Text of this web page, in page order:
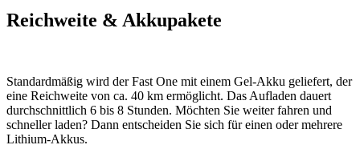
Reichweite & Akkupakete
Standardmäßig wird der Fast One mit einem Gel-Akku geliefert, der
eine Reichweite von ca. 40 km ermöglicht. Das Aufladen dauert
durchschnittlich 6 bis 8 Stunden. Möchten Sie weiter fahren und
schneller laden? Dann entscheiden Sie sich für einen oder mehrere
Lithium-Akkus.